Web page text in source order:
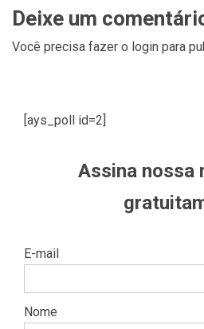
Deixe um
Você precisa fazer o login para
[ays_poll id=2]
Assina nossa
E-mail
Nome